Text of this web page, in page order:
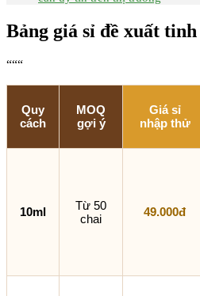
Bảng giá sỉ đề xuất
“““
Quy
cách
MOQ
gợi ý
Giá sỉ
nhập thử
10ml
Từ 50
chai
49.000đ